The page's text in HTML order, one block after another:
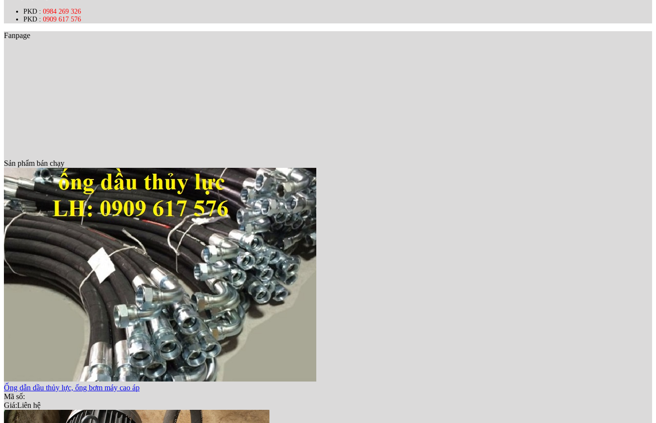
PKD : 0984 269 326
PKD : 0909 617 576
Fanpage
Sản phẩm bán chạy
Ống dẫn dầu thủy lực, ống bơm máy cao áp
Mã số:
Giá:Liên hệ